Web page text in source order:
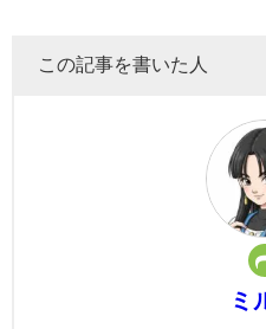
この記事を書いた人
ミ